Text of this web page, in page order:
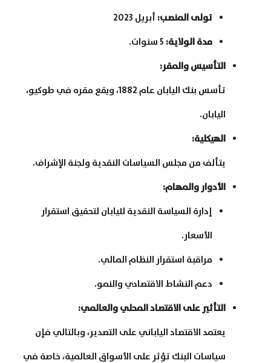
تولى المنصب: أبريل 2023
مدة الولاية:
التأسيس والمقر:
تأسس بنك اليابان عام 1882، ويقع مقره في طوكيو،
اليابان.
الهيكلية:
يتألف من مجلس السياسات النقدية ولجنة الإشراف.
الأدوار والمهام:
إدارة السياسة النقدية لليابان لتحقيق استقرار
الأسعار.
مراقبة استقرار النظام المالي.
دعم النشاط الاقتصادي والنمو.
التأثير على الاقتصاد المحلي والعالمي:
يعتمد الاقتصاد الياباني على التصدير، وبالتالي فإن
سياسات البنك تؤثر على الأسواق العالمية، خاصة في